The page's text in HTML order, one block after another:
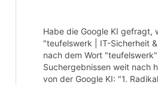
Habe die Google KI gefragt,
"teufelswerk | IT-Sicherheit
nach dem Wort
Suchergebnissen weit nach
von der Google KI: "1.